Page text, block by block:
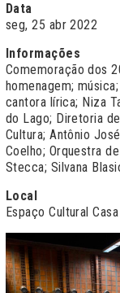
Data
seg, 25 abr 2022
Informações
Comemoração dos
homenagem;
cantora lírica; Niza
do Lago; Diretoria
Cultura; Antônio
Coelho; Orquestra
Stecca; Silvana
Local
Espaço Cultural